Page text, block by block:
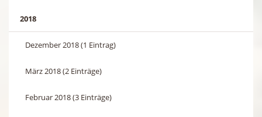
2018
Dezember 2018 (1 Eintrag)
März 2018 (2 Einträge)
Februar 2018 (3 Einträge)